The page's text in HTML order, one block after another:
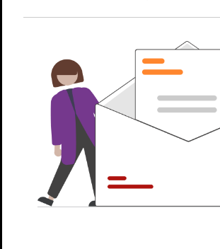
Geben Sie einfach Ihre
nutzen Sie das Kommentarfeld um
genau zu beschreiben und zu
Webadresse, auf der Sie die
haben, wird automatisch mit dem
uns übersandt.
Barrierefreie Kommunikation